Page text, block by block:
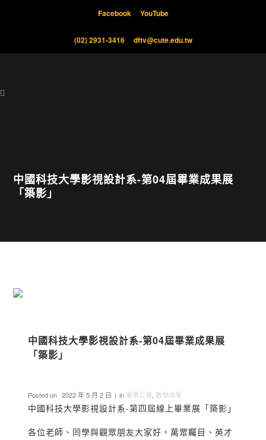
Facebook YouTube
(02) 2931-3416 dftv@cute.edu.tw
中國科技大學影視設計系-第04屆畢業成果展
「築影」
中國科技大學影視設計系-第04屆畢業成果展
「築影」
Posted on 2022 年 5 月 2 日 in 畢業公播 教學成果
中國科技大學影視設計系-第四屆線上畢業展「築影」
各位老師、同學與觀眾朋友大家好，萬眾矚目、英才